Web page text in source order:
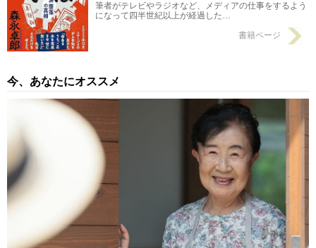
筆者がテレビやラジオなど、メディアの仕事をするよう
になって四半世紀以上が経過した…
書籍ページ
今、あなたにオススメ